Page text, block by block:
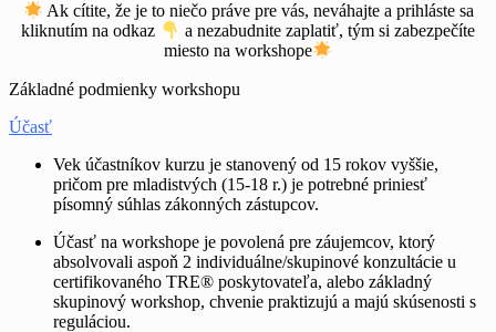
Ak cítite, že je to niečo práve pre vás, neváhajte a prihláste sa
kliknutím na odkaz
a nezabudnite zaplatiť, tým si zabezpečíte
miesto na workshope
Základné podmienky workshopu
Účasť
Vek účastníkov kurzu je stanovený od 15 rokov vyššie,
pričom pre mladistvých (15-18 r.) je potrebné priniesť
písomný súhlas zákonných zástupcov.
Účasť na workshope je povolená pre záujemcov, ktorý
absolvovali aspoň 2 individuálne/skupinové konzultácie u
certifikovaného TRE® poskytovateľa, alebo základný
skupinový workshop, chvenie praktizujú a majú skúsenosti s
reguláciou.